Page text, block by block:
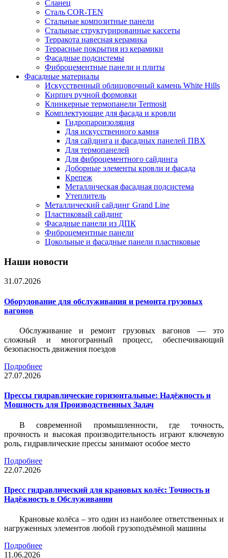
Сланец
Сталь COR-TEN
Стальные композитные панели
Стальные структурированные кассеты
Терракота навесная керамика
Террасные покрытия из керамики
Фасадные подсистемы
Фиброцементные панели и плиты
Фасадные материалы
Искусственный облицовочный камень White Hills
Кирпич ручной формовки
Клинкерные термопанели Termosit
Комплектующие для фасада и кровли
Гидропароизоляция
Для искусственного камня
Для сайдинга и фасадных панелей ПВХ
Для термопанелей
Для фиброцементного сайдинга
Доборные элементы кровли и фасада
Крепеж
Металлическая фасадная подсистема
Утеплитель
Металлический сайдинг Grand Line
Пластиковый сайдинг
Фасадные панели из ДПК
Фиброцементные панели
Цокольные и фасадные панели пластиковые
Наши новости
31.07.2026
Оборудование для обслуживания и ремонта грузовых
вагонов
Обслуживание и ремонт грузовых вагонов — это
сложный и многогранный процесс, обеспечивающий
безопасность движения поездов
Подробнее
27.07.2026
Прессы гидравлические горизонтальные: Надёжность и
Мощность для Производственных Задач
В современной промышленности, где точность,
прочность и высокая производительность играют ключевую
роль, гидравлические прессы занимают особое место
Подробнее
22.07.2026
Пресс гидравлический для крановых колёс: Точность и
Надёжность в Обслуживании
Крановые колёса – это один из наиболее ответственных и
нагруженных элементов любой грузоподъёмной машины
Подробнее
11.06.2026